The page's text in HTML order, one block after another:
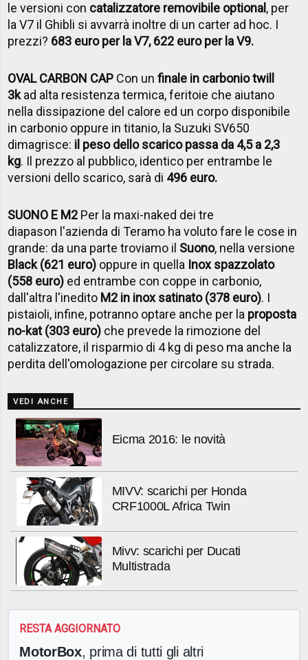
le versioni con catalizzatore removibile optional , per
la V7 il Ghibli si avvarrà inoltre di un carter ad hoc. I
prezzi? 683 euro per la V7, 622 euro per la V9.
OVAL CARBON CAP Con unfinale in carbonio twill
3kad alta resistenza termica, feritoie che aiutano
nella dissipazione del calore ed un corpo disponibile
in carbonio oppure in titanio, la Suzuki SV650
dimagrisce: il peso dello scarico passa da 4,5 a 2,3
kg. Il prezzo al pubblico, identico per entrambe le
versioni dello scarico, sarà di 496 euro.
SUONO E M2 Per la maxi-naked dei tre
diapason l'azienda di Teramo ha voluto fare le cose in
grande: da una parte troviamo il Suono, nella versione
Black (621 euro) oppure in quella Inox spazzolato
(558 euro) ed entrambe con coppe in carbonio,
dall'altra l'inedito M2 in inox satinato (378 euro). I
pistaioli, infine, potranno optare anche per la proposta
no-kat (303 euro) che prevede la rimozione del
catalizzatore, il risparmio di 4 kg di peso ma anche la
perdita dell'omologazione per circolare su strada.
VEDI ANCHE
Eicma 2016: le novità
MIVV: scarichi per Honda
CRF1000L Africa Twin
Mivv: scarichi per Ducati
Multistrada
RESTA AGGIORNATO
MotorBox, prima di tutti gli altri